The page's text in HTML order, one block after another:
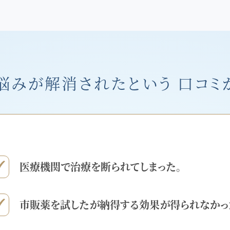
みが解消されたという 口コミ
医療機関で治療を断られてしまった。
市販薬を試したが納得する効果が得られなかっ